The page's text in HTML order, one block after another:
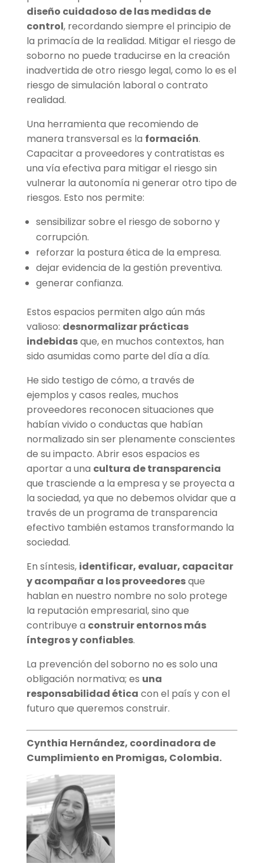
diseño cuidadoso de las medidas de
control, recordando siempre el principio de
la primacía de la realidad. Mitigar el riesgo de
soborno no puede traducirse en la creación
inadvertida de otro riesgo legal, como lo es el
riesgo de simulación laboral o contrato
realidad.
Una herramienta que recomiendo de
manera transversal es la formación.
Capacitar a proveedores y contratistas es
una vía efectiva para mitigar el riesgo sin
vulnerar la autonomía ni generar otro tipo de
riesgos. Esto nos permite:
sensibilizar sobre el riesgo de soborno y
corrupción.
reforzar la postura ética de la empresa.
dejar evidencia de la gestión preventiva.
generar confianza.
Estos espacios permiten algo aún más
valioso: desnormalizar prácticas
indebidasque, en muchos contextos, han
sido asumidas como parte del día a día.
He sido testigo de cómo, a través de
ejemplos y casos reales, muchos
proveedores reconocen situaciones que
habían vivido o conductas que habían
normalizado sin ser plenamente conscientes
de su impacto. Abrir esos espacios es
aportar a una cultura de transparencia
que trasciende a la empresa y se proyecta a
la sociedad, ya que no debemos olvidar que a
través de un programa de transparencia
efectivo también estamos transformando la
sociedad.
En síntesis, identificar, evaluar, capacitar
y acompañar a los proveedoresque
hablan en nuestro nombre no solo protege
la reputación empresarial, sino que
contribuye a construir entornos más
íntegros y confiables.
La prevención del soborno no es solo una
obligación normativa; es una
responsabilidad ética con el país y con el
futuro que queremos construir.
Cynthia Hernández, coordinadora de
Cumplimiento en Promigas, Colombia.